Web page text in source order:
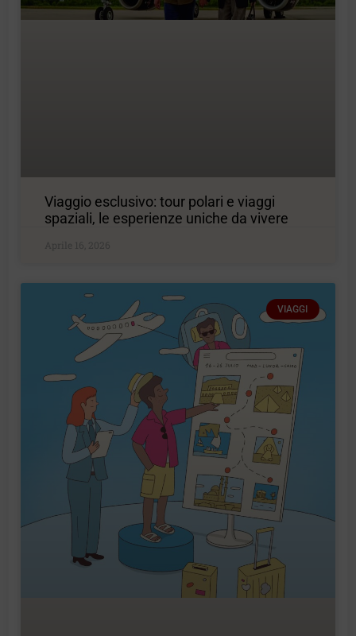
Viaggio esclusivo: tour polari e viaggi
spaziali, le esperienze uniche da vivere
Aprile 16, 2026
VIAGGI